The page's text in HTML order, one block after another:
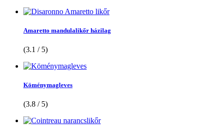
Amaretto mandulalikőr házilag
(3.1 / 5)
Köménymagleves
(3.8 / 5)